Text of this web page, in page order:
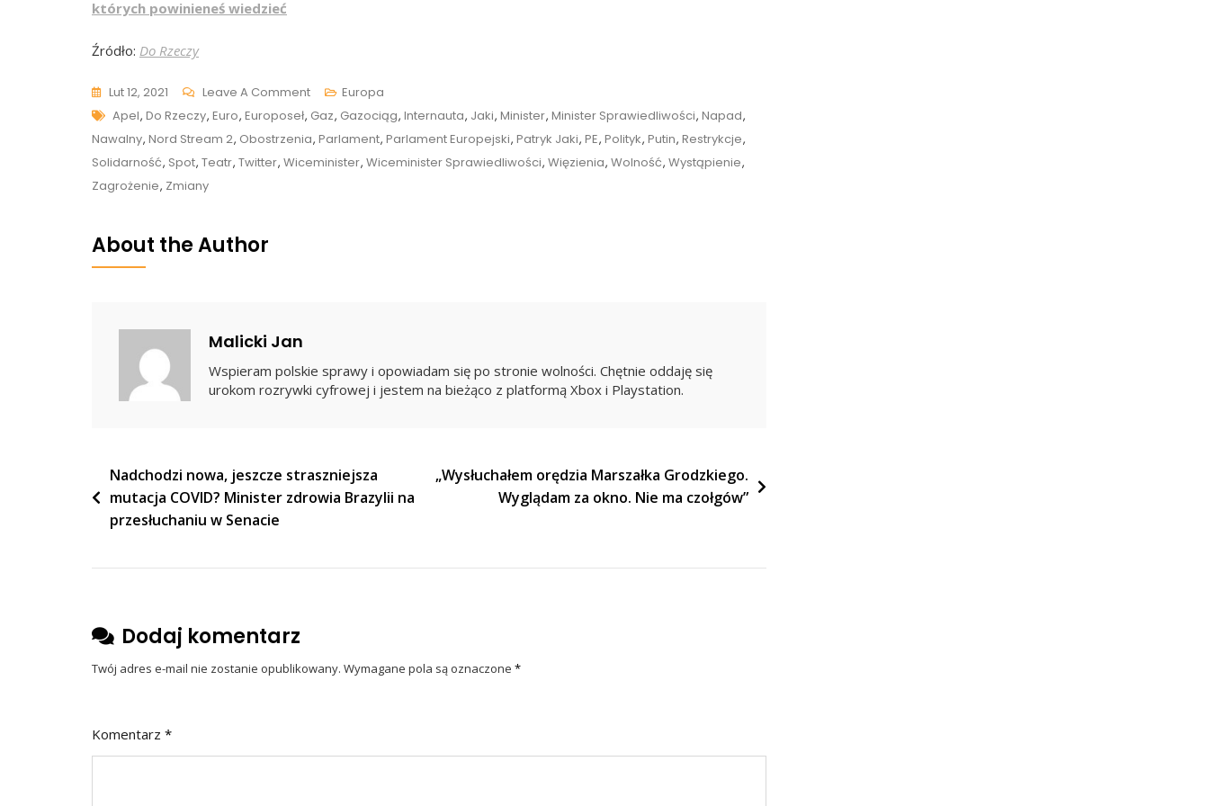
których powinieneś wiedzieć
Źródło: Do Rzeczy
Lut 12, 2021 Leave A CommentOn
Patryk
Jaki
Nie
Demonstracyjnie
Jedzie
Europa
Tags
Apel, Do Rzeczy, Euro, Europoseł, Gaz, Gazociąg, Internauta, Jaki, Minister, Minister Sprawiedliwości, Napad,
Nawalny, Nord Stream 2, Obostrzenia, Parlament, Parlament Europejski, Patryk Jaki, PE, Polityk, Putin, Restrykcje,
Solidarność, Spot, Teatr, Twitter, Wiceminister, Wiceminister Sprawiedliwości, Więzienia, Wolność, Wystąpienie,
Zagrożenie, Zmiany
About the Author
Malicki Jan
Wspieram polskie sprawy i opowiadam się po stronie wolności. Chętnie oddaję się
urokom rozrywki cyfrowej i jestem na bieżąco z platformą Xbox i Playstation.
Nawigacja
wpisu
Nadchodzi nowa, jeszcze straszniejsza
mutacja COVID? Minister zdrowia Brazylii na
przesłuchaniu w Senacie
„Wysłuchałem orędzia Marszałka Grodzkiego.
Wyglądam za okno. Nie ma czołgów”
Dodaj komentarz
Twój adres e-mail nie zostanie opublikowany. Wymagane pola są oznaczone *
Komentarz *